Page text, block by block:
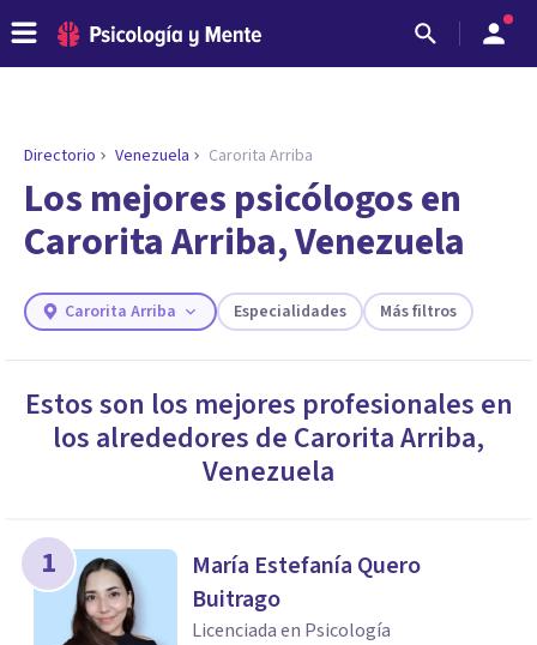
ENCONTRAR MI TERAPEUTA
¿Necesitas ayuda para encontrar el
psicólogo adecuado?
Responde a unas breves preguntas y te ofreceremos
necesidades.
Directorio Venezuela Carorita Arriba
Los mejores psicólogos en
Carorita Arriba, Venezuela
Carorita Arriba Especialidades Más filtros
Estos son los mejores profesionales en
los alrededores de Carorita Arriba,
Venezuela
1
María Estefanía Quero
Buitrago
Licenciada en Psicología